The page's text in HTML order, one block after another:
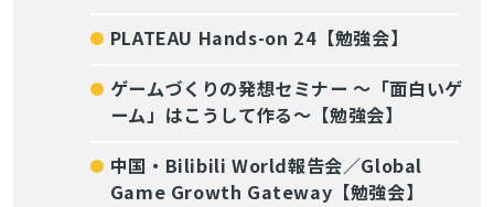
PLATEAU Hands-on 24【勉強会】
ゲームづくりの発想セミナー ～「面白いゲ
ーム」はこうして作る～【勉強会】
中国・Bilibili World報告会／Global
Game Growth Gateway【勉強会】